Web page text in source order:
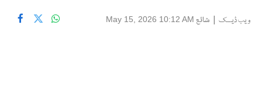
ویب ڈیسک | شائع May 15, 2026 10:12 AM